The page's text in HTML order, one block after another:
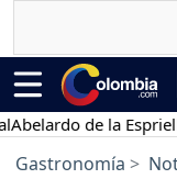
de la Espriella
Gastronomía